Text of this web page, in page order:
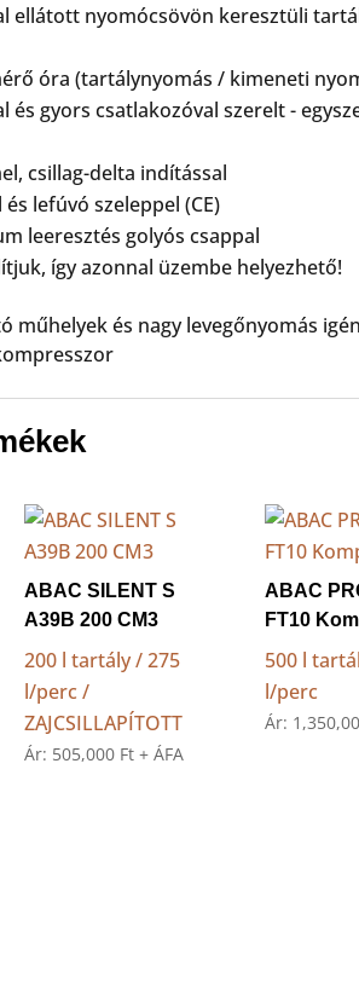
ellátott nyomócsövön keresztüli
óra (tartálynyomás / kimeneti
és gyors csatlakozóval szerelt -
csillag-delta indítással
lefúvó szeleppel (CE)
leeresztés golyós csappal
így azonnal üzembe helyezhető!
műhelyek és nagy levegőnyomás
ABAC SILENT S
A39B 200 CM3
200 l tartály / 275
l/perc /
ZAJCSILLAPÍTOTT
Ár: 505,000 Ft + ÁFA
ABAC
FT10
500 l
l/perc
Ár: